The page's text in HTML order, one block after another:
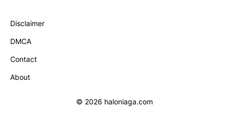
Disclaimer
DMCA
Contact
About
© 2026 haloniaga.com